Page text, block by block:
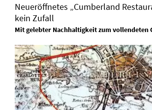
Neueröffnetes „Cumberland
kein Zufall
Mit gelebter Nachhaltigkeit zum vollendeten